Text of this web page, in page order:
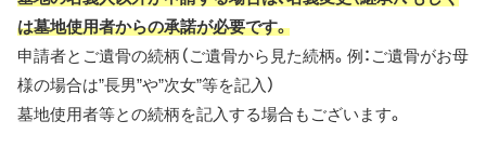
は墓地使用者からの承諾が必要です。
申請者とご遺骨の続柄（ご遺骨から見た続柄。例：ご遺骨がお母
様の場合は”長男”や”次女”等を記入）
墓地使用者等との続柄を記入する場合もございます。